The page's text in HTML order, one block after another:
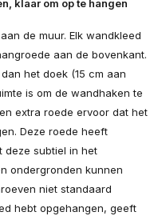
klaar om op te hangen
de muur. Elk wandkleed
aan de bovenkant.
het doek (15 cm aan
is om de wandhaken te
extra roede ervoor dat het
Deze roede heeft
deze subtiel in het
ondergronden kunnen
niet standaard
hebt opgehangen, geeft